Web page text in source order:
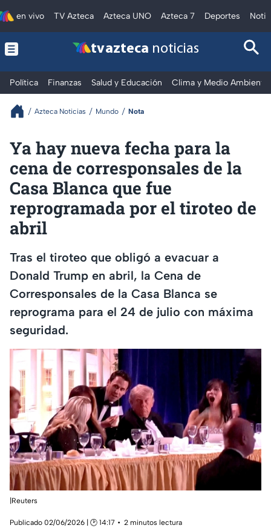
en vivo TV Azteca Azteca UNO Azteca 7 Deportes
tv azteca noticias
Política Finanzas Salud y Educación Clima y Medio Ambiente
Azteca Noticias Mundo Nota
Ya hay nueva fecha para la
cena de corresponsales de la
Casa Blanca que fue
reprogramada por el tiroteo de
abril
Tras el tiroteo que obligó a evacuar a
Donald Trump en abril, la Cena de
Corresponsales de la Casa Blanca se
reprograma para el 24 de julio con máxima
seguridad.
|Reuters
Publicado 02/06/2026 | 🕑 14:17
2 minutos lectura